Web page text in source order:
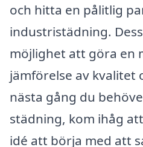
och hitta en pålitlig
industristädning.
möjlighet att göra en
jämförelse av kvalitet
nästa gång du
städning, kom ihåg
idé att börja med att